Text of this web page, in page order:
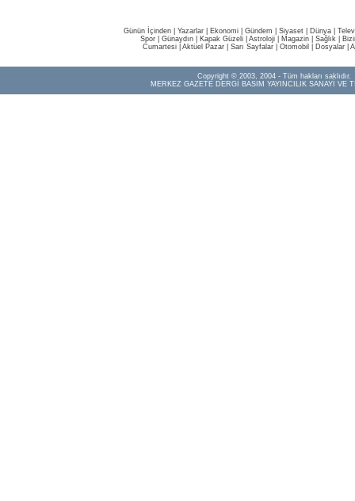
Günün İçinden Yazarlar Ekonomi Gündem Siyaset Dünya |
Spor
Günaydın Kapak Güzeli Astroloji Magazin Sağlık
Cumartesi| Aktüel Pazar| Sarı Sayfalar| Otomobil Dosyalar|
Copyright © 2003, 2004 - Tüm hakları saklıdır.
MERKEZ GAZETE DERGİ BASIM YAYINCILIK SANAYİ VE